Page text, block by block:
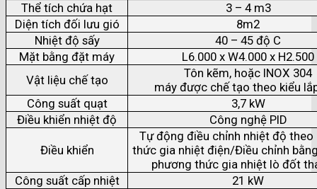
Thể tích chứa hạt
3 – 4 m3
Diện tích đối lưu gió
8m2
Nhiệt độ sấy
40 – 45 độ C
Mặt bằng đặt máy
L6.000 x W4.000 x H2.500
Vật liệu chế tạo
Tôn kẽm, hoặc INOX 304
máy được chế tạo theo kiểu
Công suất quạt
3,7 kW
Điều khiển nhiệt độ
Công nghệ PID
Điều khiển
Tự động điều chỉnh nhiệt độ theo
thức gia nhiệt điện/Điều chỉnh
phương thức gia nhiệt lò đốt
Công suất cấp nhiệt
21 kW